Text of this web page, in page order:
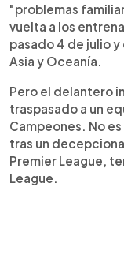
"problemas
vuelta a los
pasado 4 de julio
Asia y Oceanía.
Pero el delantero
traspasado a un
Campeones. No
tras un
Premier League,
League.